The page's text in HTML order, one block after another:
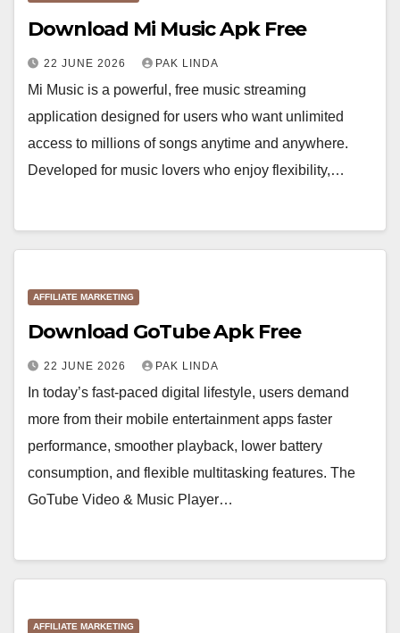
Download Mi Music Apk Free
22 JUNE 2026 PAK LINDA
Mi Music is a powerful, free music streaming
application designed for users who want unlimited
access to millions of songs anytime and anywhere.
Developed for music lovers who enjoy flexibility,…
AFFILIATE MARKETING
Download GoTube Apk Free
22 JUNE 2026 PAK LINDA
In today’s fast-paced digital lifestyle, users demand
more from their mobile entertainment apps faster
performance, smoother playback, lower battery
consumption, and flexible multitasking features. The
GoTube Video & Music Player…
AFFILIATE MARKETING